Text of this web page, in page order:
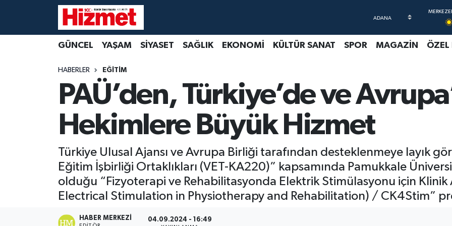
GÜNCEL YAŞAM SİYASET SAĞLIK EKONOMİ KÜLTÜR SANAT SPOR MAGAZİN ÖZEL
HABERLER EĞİTİM
PAÜ’den, Türkiye’de ve
Hekimlere Büyük Hizmet
Türkiye Ulusal Ajansı ve Avrupa Birliği tarafından desteklenmeye layık
Eğitim İşbirliği Ortaklıkları (VET-KA220)” kapsamında Pamukkale
olduğu “Fizyoterapi ve Rehabilitasyonda Elektrik Stimülasyonu için Klinik
Electrical Stimulation in Physiotherapy and Rehabilitation) / CK4Stim”
HABER MERKEZI 04.09.2024 - 16:49
KÜLTÜR SANAT
MAGAZİN
Denizli Nöbetçi Eczaneler
Denizli Hava Durumu
Denizli Trafik Yoğunluk Haritası
Süper Lig Puan Durumu ve Fikstür
Son Dakika Haberleri
Haber Arşivi